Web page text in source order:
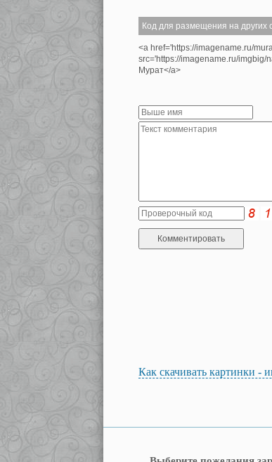
Код для размещения на других
<a href='https://imagename.ru/
src='https://imagename.ru/imgbig/
Мурат</a>
Как скачивать картинки -